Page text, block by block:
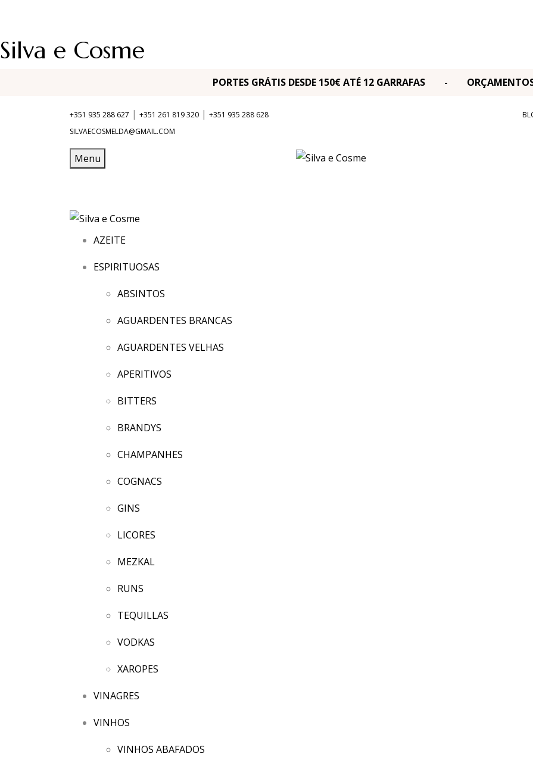
Silva e Cosme
PORTES GRÁTIS DESDE 150€ ATÉ 12 GARRAFAS -
+351 935 288 627 | +351 261 819 320 | +351 935 288 628
SILVAECOSMELDA@GMAIL.COM
Menu
AZEITE
ESPIRITUOSAS
ABSINTOS
AGUARDENTES BRANCAS
AGUARDENTES VELHAS
APERITIVOS
BITTERS
BRANDYS
CHAMPANHES
COGNACS
GINS
LICORES
MEZKAL
RUNS
TEQUILLAS
VODKAS
XAROPES
VINAGRES
VINHOS
VINHOS ABAFADOS